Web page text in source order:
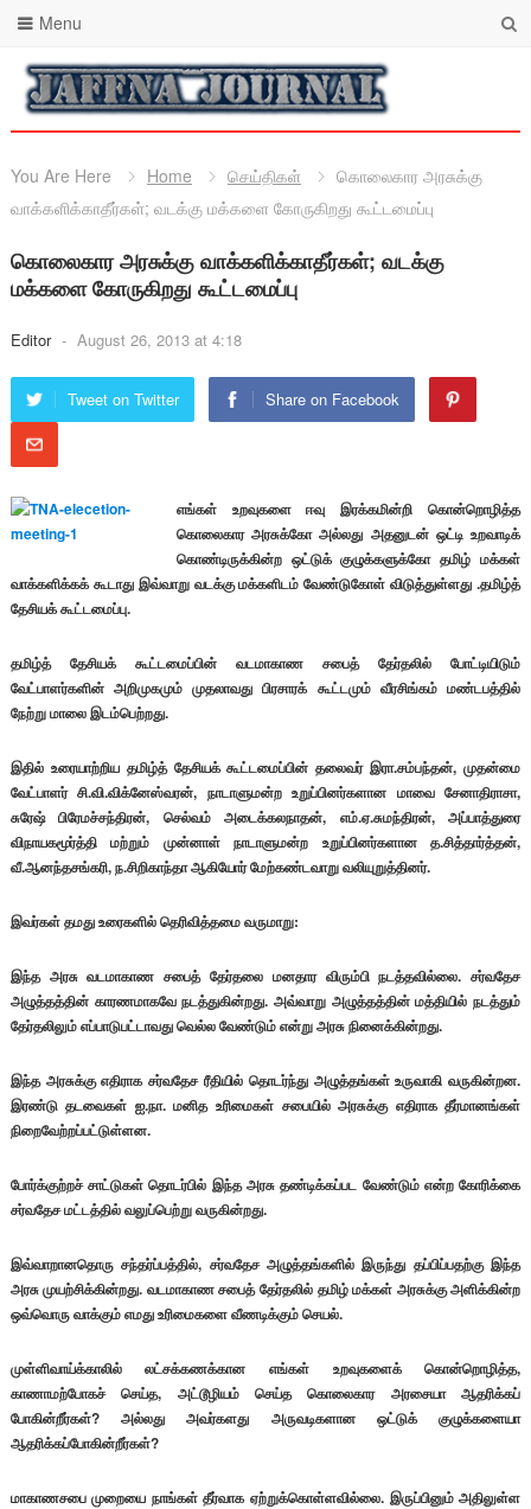
Menu
You Are Here Home செய்திகள்
கொலைகார அரசுக்கு
வாக்களிக்காதீர்கள்; வடக்கு மக்களை கோருகிறது கூட்டமைப்பு
கொலைகார அரசுக்கு வாக்களிக்காதீர்கள்; வடக்கு
மக்களை கோருகிறது கூட்டமைப்பு
Editor - August 26, 2013 at 4:18
Tweet on Twitter Share on Facebook
எங்கள் உறவுகளை ஈவு இரக்கமின்றி கொன்றொழித்த
கொலைகார அரசுக்கோ அல்லது அதனுடன் ஒட்டி உறவாடிக்
கொண்டிருக்கின்ற ஒட்டுக் குழுக்களுக்கோ தமிழ் மக்கள்
வாக்களிக்கக் கூடாது இவ்வாறு வடக்கு மக்களிடம் வேண்டுகோள் விடுத்துள்ளது .தமிழ்த்
தேசியக் கூட்டமைப்பு.
தமிழ்த் தேசியக் கூட்டமைப்பின் வடமாகாண சபைத் தேர்தலில் போட்டியிடும்
வேட்பாளர்களின் அறிமுகமும் முதலாவது பிரசாரக் கூட்டமும் வீரசிங்கம் மண்டபத்தில்
நேற்று மாலை இடம்பெற்றது.
இதில் உரையாற்றிய தமிழ்த் தேசியக் கூட்டமைப்பின் தலைவர் இரா.சம்பந்தன், முதன்மை
வேட்பாளர் சி.வி.விக்னேஸ்வரன், நாடாளுமன்ற உறுப்பினர்களான மாவை சேனாதிராசா,
சுரேஷ் பிரேமச்சந்திரன், செல்வம் அடைக்கலநாதன், எம்.ஏ.சுமந்திரன், அப்பாத்துரை
விநாயகமூர்த்தி மற்றும் முன்னாள் நாடாளுமன்ற உறுப்பினர்களான த.சித்தார்த்தன்,
வீ.ஆனந்தசங்கரி, ந.சிறிகாந்தா ஆகியோர் மேற்கண்டவாறு வலியுறுத்தினர்.
இவர்கள் தமது உரைகளில் தெரிவித்தமை வருமாறு:
இந்த அரசு வடமாகாண சபைத் தேர்தலை மனதார விரும்பி நடத்தவில்லை. சர்வதேச
அழுத்தத்தின் காரணமாகவே நடத்துகின்றது. அவ்வாறு அழுத்தத்தின் மத்தியில் நடத்தும்
தேர்தலிலும் எப்பாடுபட்டாவது வெல்ல வேண்டும் என்று அரசு நினைக்கின்றது.
இந்த அரசுக்கு எதிராக சர்வதேச ரீதியில் தொடர்ந்து அழுத்தங்கள் உருவாகி வருகின்றன.
இரண்டு தடவைகள் ஐ.நா. மனித உரிமைகள் சபையில் அரசுக்கு எதிராக தீர்மானங்கள்
நிறைவேற்றப்பட்டுள்ளன.
போர்க்குற்றச் சாட்டுகள் தொடர்பில் இந்த அரசு தண்டிக்கப்பட வேண்டும் என்ற கோரிக்கை
சர்வதேச மட்டத்தில் வலுப்பெற்று வருகின்றது.
இவ்வாறானதொரு சந்தர்ப்பத்தில், சர்வதேச அழுத்தங்களில் இருந்து தப்பிப்பதற்கு இந்த
அரசு முயற்சிக்கின்றது. வடமாகாண சபைத் தேர்தலில் தமிழ் மக்கள் அரசுக்கு அளிக்கின்ற
ஒவ்வொரு வாக்கும் எமது உரிமைகளை வீணடிக்கும் செயல்.
முள்ளிவாய்க்காலில் லட்சக்கணக்கான எங்கள் உறவுகளைக் கொன்றொழித்த,
காணாமற்போகச் செய்த, அட்டூழியம் செய்த கொலைகார அரசையா ஆதரிக்கப்
போகின்றீர்கள்? அல்லது அவர்களது அருவடிகளான ஒட்டுக் குழுக்களையா
ஆதரிக்கப்போகின்றீர்கள்?
மாகாணசபை முறையை நாங்கள் தீர்வாக ஏற்றுக்கொள்ளவில்லை. இருப்பினும் அதிலுள்ள